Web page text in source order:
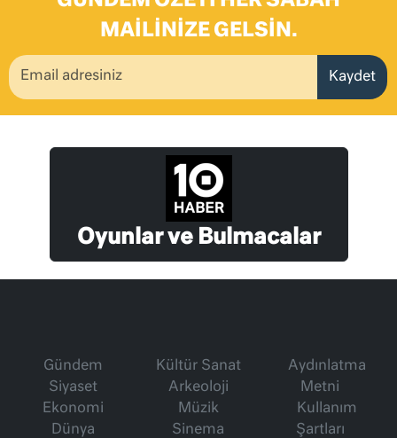
MAILINIZE GELSIN.
Kaydet
Oyunlar ve Bulmacalar
Gündem
Siyaset
Ekonomi
Dünya
Kültür Sanat
Arkeoloji
Müzik
Sinema
Aydınlatma
Metni
Kullanım
Şartları